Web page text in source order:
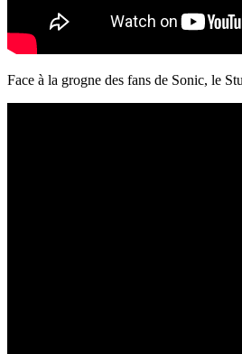
Face à la grogne des fans de Sonic, le